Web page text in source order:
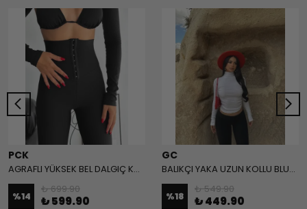
PCK
AGRAFLI YÜKSEK BEL DALGIÇ KUMAŞ TAYT - Siyah
%14
₺ 699.90
₺ 599.90
GC
BALIKÇI YAKA UZUN KOLLU BLUZ - Beyaz
%18
₺ 549.90
₺ 449.90